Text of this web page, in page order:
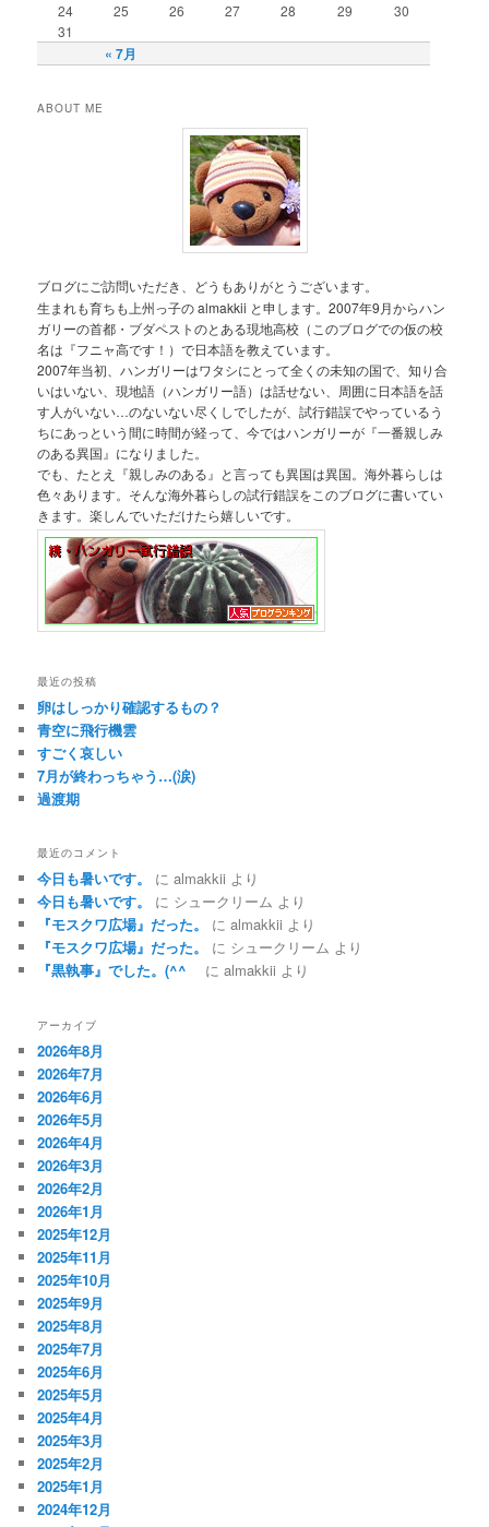
« 7月
24
25 26 27 28 29
30
31
ABOUT ME
ブログにご訪問いただき、どうもありがとうございます。
生まれも育ちも上州っ子の almakkii と申します。2007年9月からハン
ガリーの首都・ブダペストのとある現地高校（このブログでの仮の校
名は『フニャ高です！）で日本語を教えています。
2007年当初、ハンガリーはワタシにとって全くの未知の国で、知り合
いはいない、現地語（ハンガリー語）は話せない、周囲に日本語を話
す人がいない…のないない尽くしでしたが、試行錯誤でやっているう
ちにあっという間に時間が経って、今ではハンガリーが『一番親しみ
のある異国』になりました。
でも、たとえ『親しみのある』と言っても異国は異国。海外暮らしは
色々あります。そんな海外暮らしの試行錯誤をこのブログに書いてい
きます。楽しんでいただけたら嬉しいです。
最近の投稿
卵はしっかり確認するもの？
青空に飛行機雲
すごく哀しい
7月が終わっちゃう…(涙)
過渡期
最近のコメント
今日も暑いです。 にalmakkii より
今日も暑いです。
に シュークリーム より
『モスクワ広場』だった。
にalmakkii より
『モスクワ広場』だった。
に シュークリーム より
『黒執事』でした。(^^ゞ
にalmakkii より
アーカイブ
2026年8月
2026年7月
2026年6月
2026年5月
2026年4月
2026年3月
2026年2月
2026年1月
2025年12月
2025年11月
2025年10月
2025年9月
2025年8月
2025年7月
2025年6月
2025年5月
2025年4月
2025年3月
2025年2月
2025年1月
2024年12月